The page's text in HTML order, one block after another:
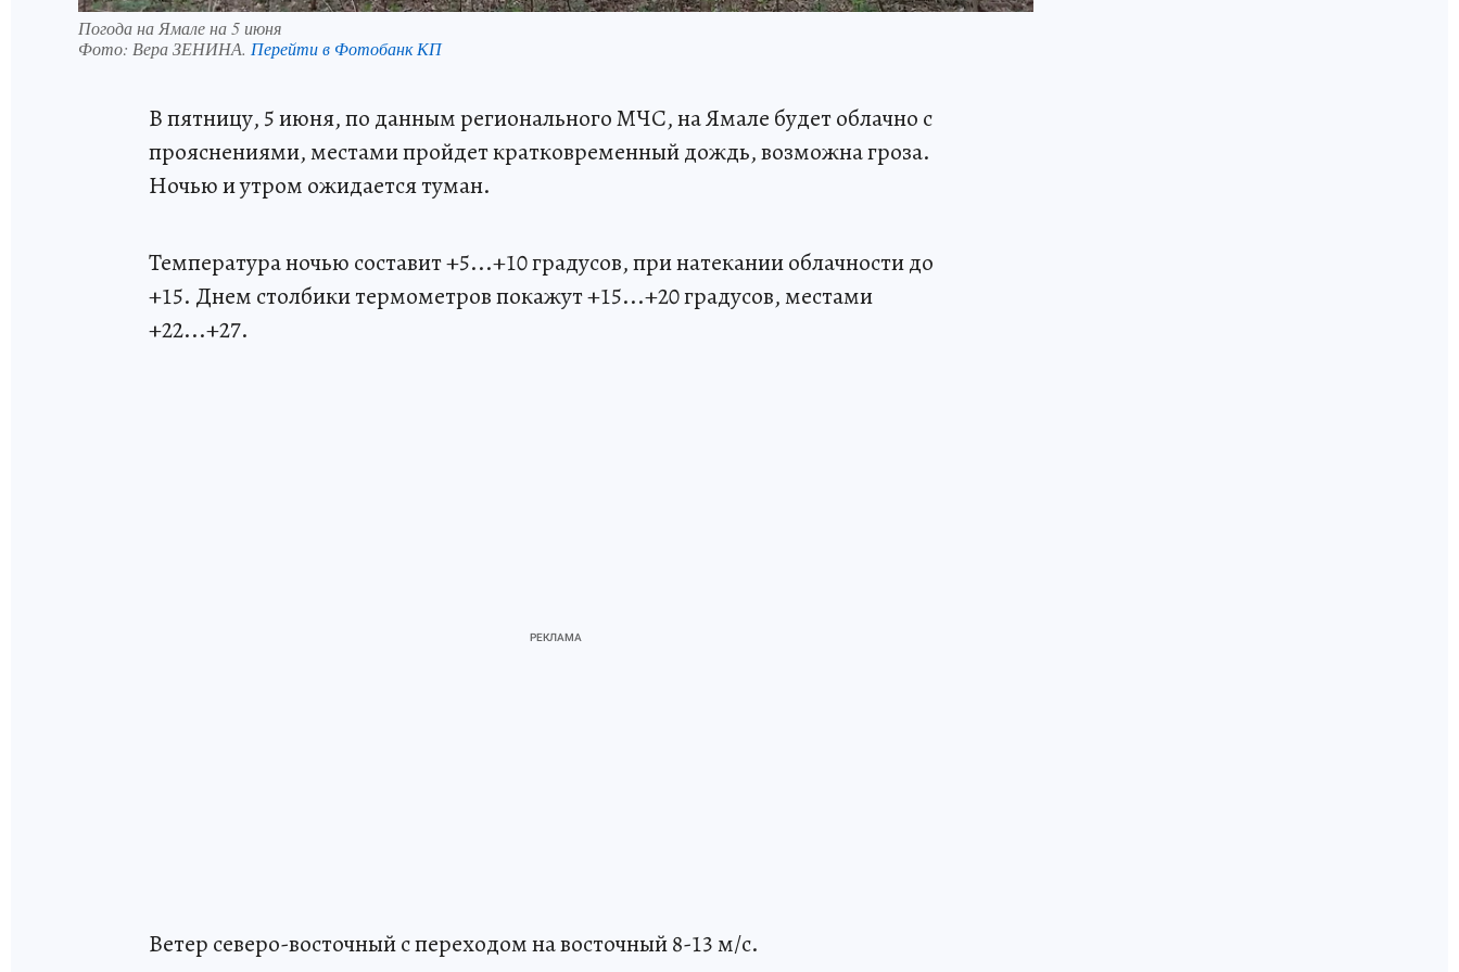
Погода на Ямале на 5 июня
Фото: Вера ЗЕНИНА. Перейти в Фотобанк КП
В пятницу, 5 июня, по данным регионального МЧС, на Ямале будет облачно с
прояснениями, местами пройдет кратковременный дождь, возможна гроза.
Ночью и утром ожидается туман.
Температура ночью составит +5...+10 градусов, при натекании облачности до
+15. Днем столбики термометров покажут +15...+20 градусов, местами
+22...+27.
Ветер северо-восточный с переходом на восточный 8-13 м/с.